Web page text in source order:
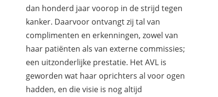
dan honderd jaar voorop in de strijd tegen
kanker. Daarvoor ontvangt zij tal van
complimenten en erkenningen, zowel van
haar patiënten als van externe commissies;
een uitzonderlijke prestatie. Het AVL is
geworden wat haar oprichters al voor ogen
hadden, en die visie is nog altijd